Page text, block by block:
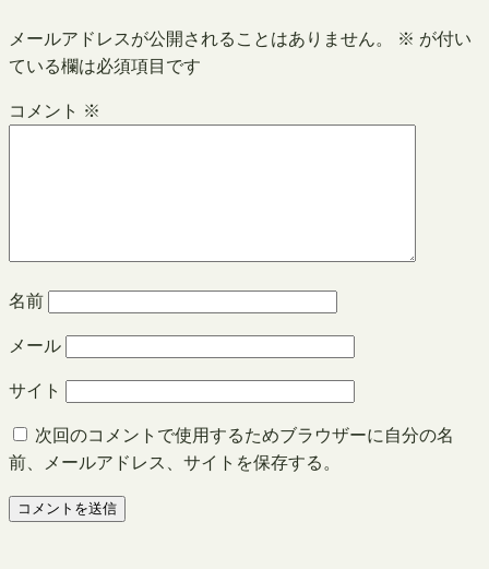
メールアドレスが公開されることはありません。 ※ が付い
ている欄は必須項目です
コメント ※
名前
メール
サイト
次回のコメントで使用するためブラウザーに自分の名
前、メールアドレス、サイトを保存する。